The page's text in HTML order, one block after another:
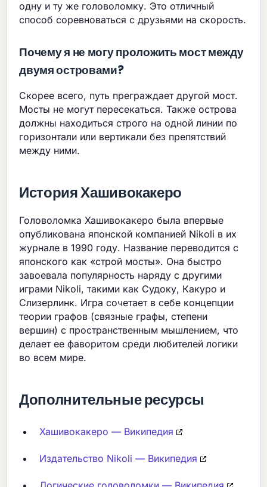
одну и ту же головоломку. Это отличный
способ соревноваться с друзьями на скорость.
Почему я не могу проложить мост между
двумя островами?
Скорее всего, путь преграждает другой мост.
Мосты не могут пересекаться. Также острова
должны находиться строго на одной линии по
горизонтали или вертикали без препятствий
между ними.
История Хашивокакеро
Головоломка Хашивокакеро была впервые
опубликована японской компанией Nikoli в их
журнале в 1990 году. Название переводится с
японского как «строй мосты». Она быстро
завоевала популярность наряду с другими
играми Nikoli, такими как Судоку, Какуро и
Слизерлинк. Игра сочетает в себе концепции
теории графов (связные графы, степени
вершин) с пространственным мышлением, что
делает ее фаворитом среди любителей логики
во всем мире.
Дополнительные ресурсы
Хашивокакеро — Википедия
Издательство Nikoli — Википедия